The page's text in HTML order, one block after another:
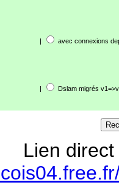
| avec connexions
| Dslam migrés
Lien